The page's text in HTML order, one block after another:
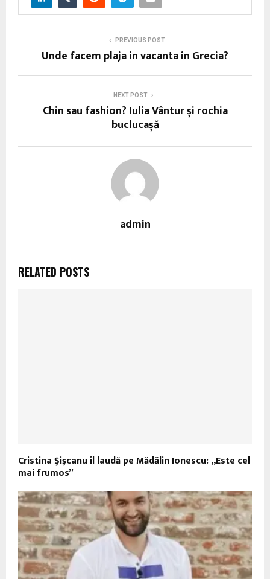
PREVIOUS POST
Unde facem plaja in vacanta in Grecia?
NEXT POST
Chin sau fashion? Iulia Vântur și rochia
buclucașă
admin
RELATED POSTS
Cristina Şişcanu îl laudă pe Mădălin Ionescu: „Este cel
mai frumos”